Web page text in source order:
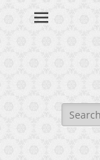
Search
for: